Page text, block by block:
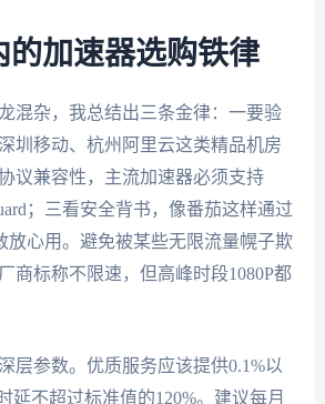
的加速器选购铁律
混杂，我总结出三条金律：一要验
圳移动、杭州阿里云这类精品机房
议兼容性，主流加速器必须支持
；三看安全背书，像番茄这样通过
放心用。避免被某些无限流量幌子欺
商标称不限速，但高峰时段1080P都
层参数。优质服务应该提供0.1%以
延不超过标准值的120%。建议每月